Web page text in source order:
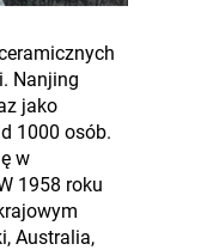
Nanjing
jako
1000 osób.
w
1958 roku
Australia,